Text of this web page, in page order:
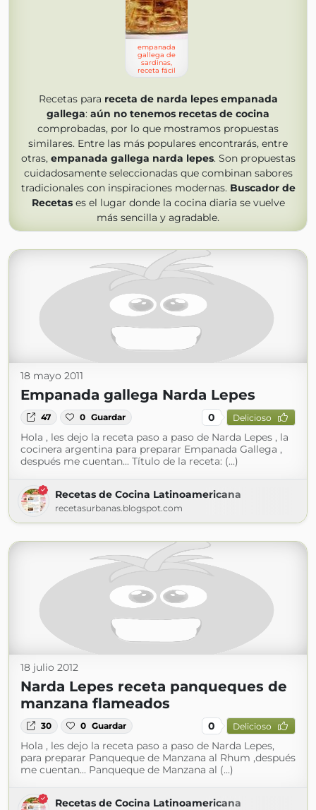
empanada
gallega de
sardinas,
receta fácil
Recetas para receta de narda lepes empanada
gallega: aún no tenemos recetas de cocina
comprobadas, por lo que mostramos propuestas
similares. Entre las más populares encontrarás, entre
otras, empanada gallega narda lepes. Son propuestas
cuidadosamente seleccionadas que combinan sabores
tradicionales con inspiraciones modernas. Buscador de
Recetases el lugar donde la cocina diaria se vuelve
más sencilla y agradable.
18 mayo 2011
Empanada gallega Narda Lepes
47 0 Guardar 0 Delicioso
Hola , les dejo la receta paso a paso de Narda Lepes , la
cocinera argentina para preparar Empanada Gallega ,
después me cuentan... Título de la receta: (...)
Recetas de Cocina Latinoamericana
recetasurbanas.blogspot.com
18 julio 2012
Narda Lepes receta panqueques de
manzana flameados
30 0 Guardar 0 Delicioso
Hola , les dejo la receta paso a paso de Narda Lepes,
para preparar Panqueque de Manzana al Rhum ,después
me cuentan... Panqueque de Manzana al (...)
Recetas de Cocina Latinoamericana